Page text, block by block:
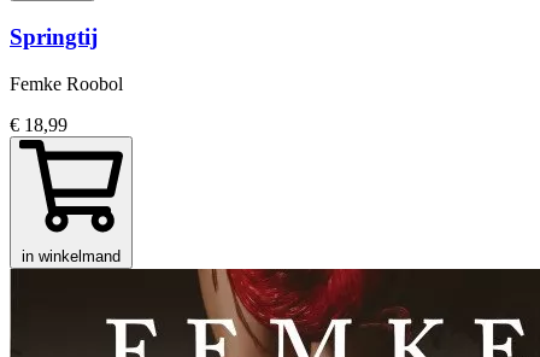
Springtij
Femke Roobol
€ 18,99
in winkelmand